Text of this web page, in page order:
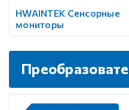
HWAINTEK Сенсорные
мониторы